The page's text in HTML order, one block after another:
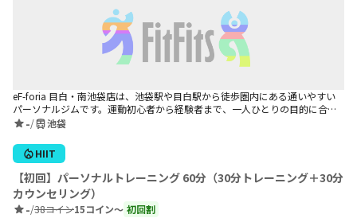
eF-foria 目白・南池袋店は、池袋駅や目白駅から徒歩圏内にある通いやすい
パーソナルジムです。運動初心者から経験者まで、一人ひとりの目的に合わ
せたマンツーマントレーニングを提供しています。 1回30分から利用できる
ディメイクはもちろん、姿勢改善や健康維持、体力づくりまで幅広いニーズ
に対応し、継続しやすいトレーニング環境を整えています。 店舗HP：
https://www.ef-foria.jp/mejiro_minamiikebukuro
-/ 池袋
HIIT
【初回】パーソナルトレーニング 60分（30分トレーニング＋30分
カウンセリング）
-/38コイン15コイン〜 初回割